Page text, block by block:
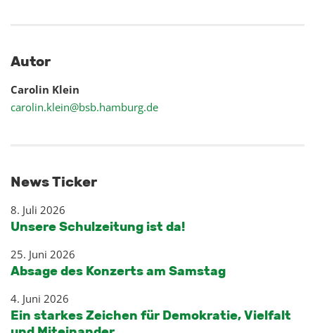
Autor
Carolin Klein
carolin.klein@bsb.hamburg.de
News Ticker
8. Juli 2026
Unsere Schulzeitung ist da!
25. Juni 2026
Absage des Konzerts am Samstag
4. Juni 2026
Ein starkes Zeichen für Demokratie, Vielfalt